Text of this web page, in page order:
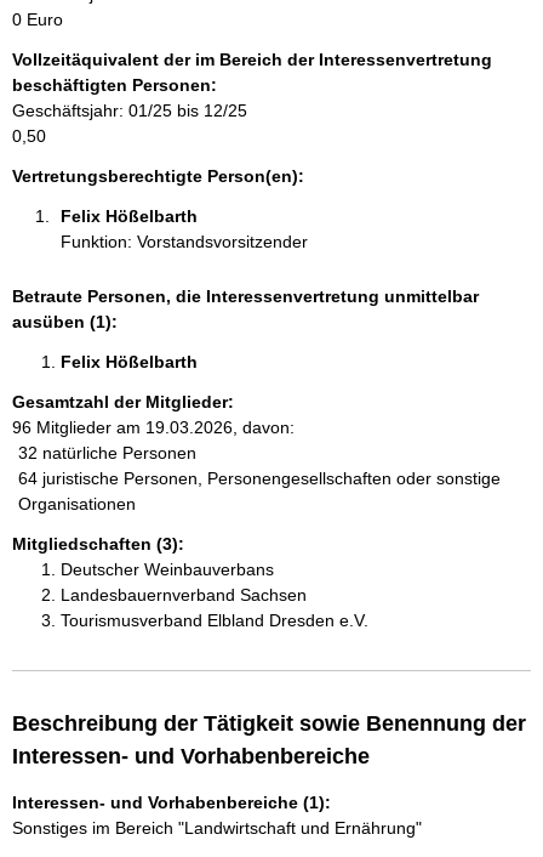
m
t
i
o
n
e
0 Euro
Vollzeitäquivalent der im Bereich der Interessenvertretung
beschäftigten Personen:
Geschäftsjahr: 01/25 bis 12/25
0,50
Vertretungsberechtigte Person(en):
Felix Hößelbarth
Funktion: Vorstandsvorsitzender
Betraute Personen, die Interessenvertretung unmittelbar
ausüben (1):
Felix Hößelbarth
Gesamtzahl der Mitglieder:
96 Mitglieder am 19.03.2026, davon:
32 natürliche Personen
64 juristische Personen, Personengesellschaften oder sonstige
Organisationen
Mitgliedschaften (3):
Deutscher Weinbauverbans
Landesbauernverband Sachsen
Tourismusverband Elbland Dresden e.V.
Beschreibung der Tätigkeit sowie Benennung der
Interessen- und Vorhabenbereiche
Interessen- und Vorhabenbereiche (1):
Sonstiges im Bereich "Landwirtschaft und Ernährung"